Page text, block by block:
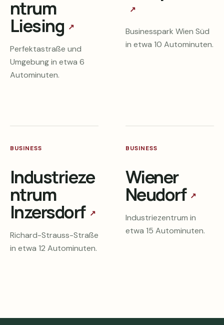
ntrum
Liesing ↗
Perfektastraße und
Umgebung in etwa 6
Autominuten.
↗
Businesspark Wien Süd
in etwa 10 Autominuten.
BUSINESS
Industrieze
ntrum
Inzersdorf ↗
Richard-Strauss-Straße
in etwa 12 Autominuten.
BUSINESS
Wiener
Neudorf ↗
Industriezentrum in
etwa 15 Autominuten.